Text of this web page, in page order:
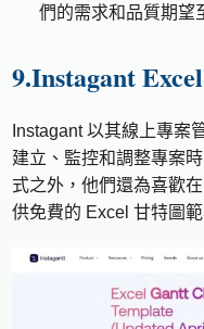
們的需求和品質期望
9.Instagant
Instagant 以其線上專案
建立、監控和調整專案
式之外，他們還為喜歡
供免費的 Excel 甘特圖範